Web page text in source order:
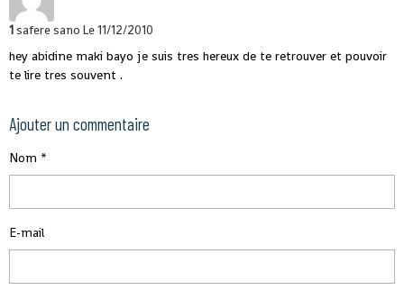
1safere sano Le 11/12/2010
hey abidine maki bayo je suis tres hereux de te retrouver et pouvoir
te lire tres souvent .
Ajouter un commentaire
Nom
E-mail